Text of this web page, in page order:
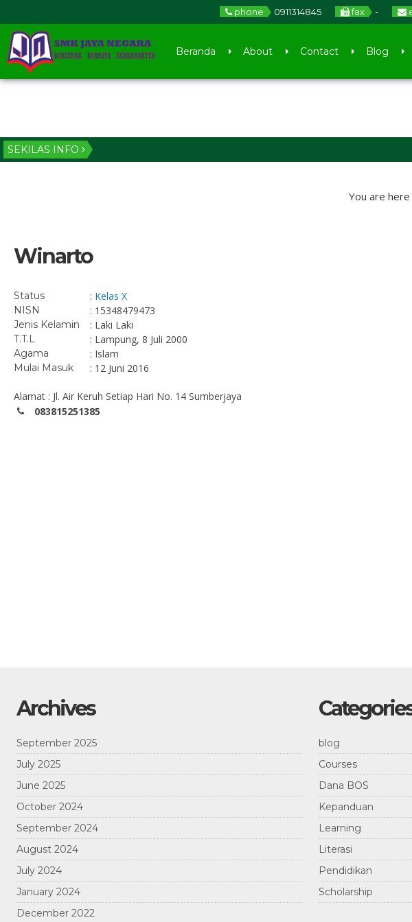
phone 0911314845 fax -
Beranda About Contact Blog
SEKILAS INFO
You are here
Winarto
Status : Kelas X
NISN : 15348479473
Jenis Kelamin : Laki Laki
T.T.L : Lampung, 8 Juli 2000
Agama : Islam
Mulai Masuk : 12 Juni 2016
Alamat : Jl. Air Keruh Setiap Hari No. 14 Sumberjaya
083815251385
Archives
September 2025
July 2025
June 2025
October 2024
September 2024
August 2024
July 2024
January 2024
December 2022
blog
Courses
Dana BOS
Kepanduan
Learning
Literasi
Pendidikan
Scholarship